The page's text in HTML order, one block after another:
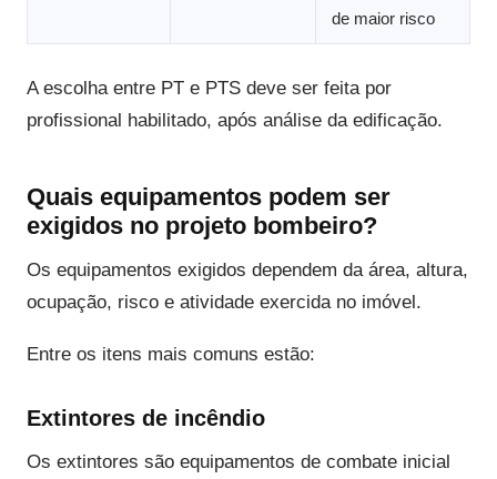
de maior risco
A escolha entre PT e PTS deve ser feita por
profissional habilitado, após análise da edificação.
Quais equipamentos podem ser
exigidos no projeto bombeiro?
Os equipamentos exigidos dependem da área, altura,
ocupação, risco e atividade exercida no imóvel.
Entre os itens mais comuns estão:
Extintores de incêndio
Os extintores são equipamentos de combate inicial